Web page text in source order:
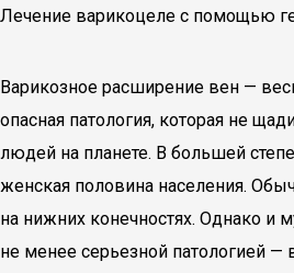
Лечение варикоцеле с помощью
Варикозное расширение вен —
опасная патология, которая не
людей на планете. В большей
женская половина населения.
на нижних конечностях. Однако и
не менее серьезной патологией —